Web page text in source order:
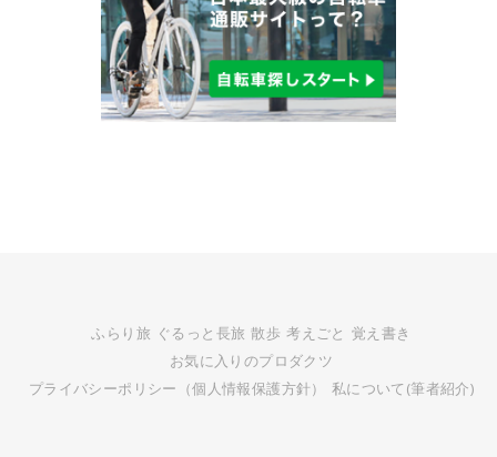
ふらり旅 ぐるっと長旅 散歩 考えごと 覚え書き
お気に入りのプロダクツ
プライバシーポリシー（個人情報保護方針）
私について(筆者紹介)